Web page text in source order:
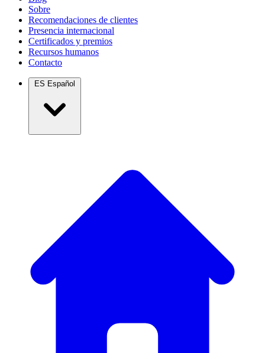
Sobre
Recomendaciones de clientes
Presencia internacional
Certificados y premios
Recursos humanos
Contacto
ES Español